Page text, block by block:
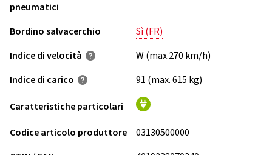
pneumatici
Bordino salvacerchio
Sì (FR)
Indice di velocità
W (max.270 km/h)
Indice di carico
91 (max. 615 kg)
Caratteristiche particolari
Codice articolo produttore
03130500000